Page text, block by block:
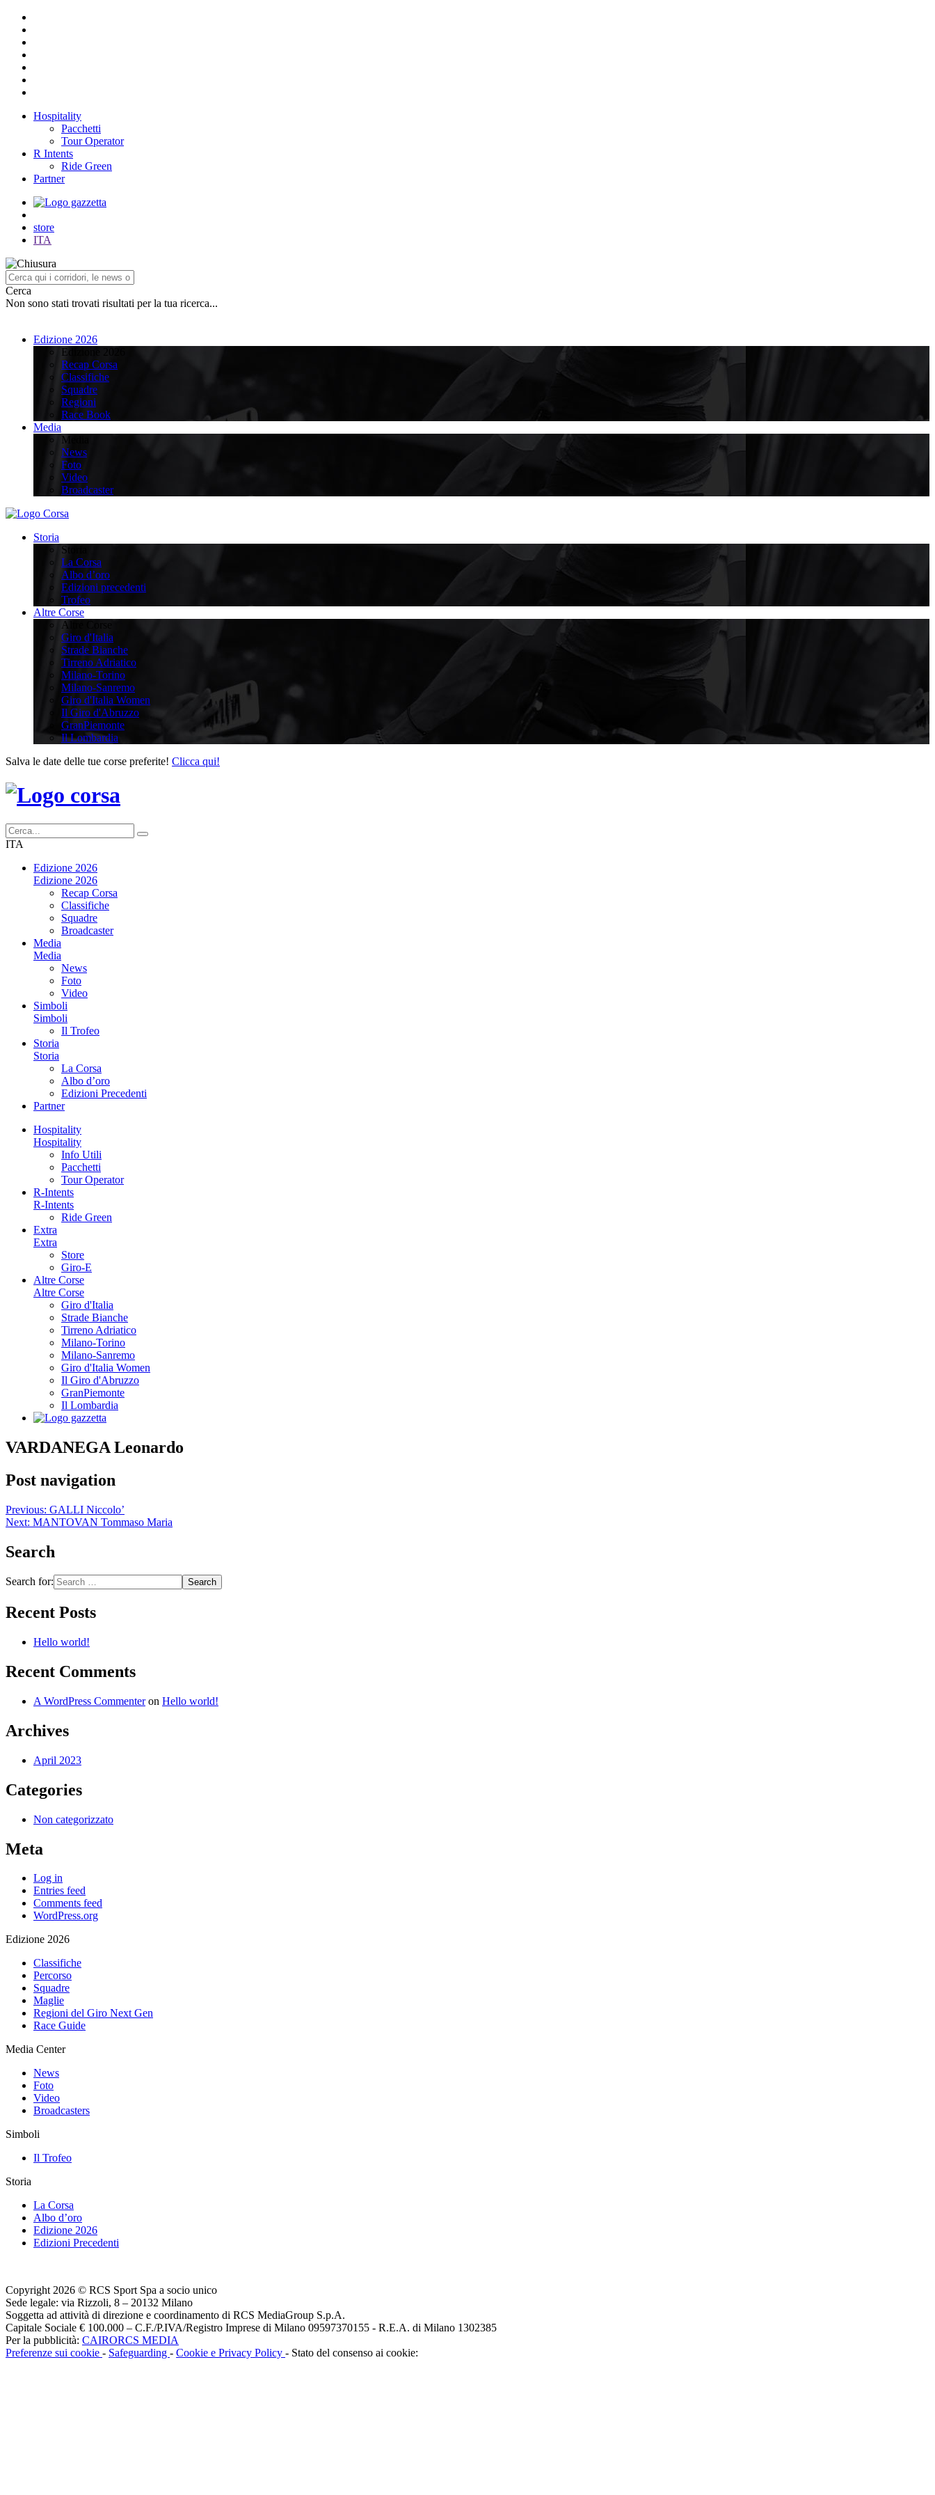
Hospitality
Pacchetti
Tour Operator
R Intents
Ride Green
Partner
store
ITA
Cerca
Non sono stati trovati risultati per la tua ricerca...
Edizione 2026
Edizione 2026
Recap Corsa
Classifiche
Squadre
Regioni
Race Book
Media
Media
News
Foto
Video
Broadcaster
Storia
Storia
La Corsa
Albo d’oro
Edizioni precedenti
Trofeo
Altre Corse
Altre Corse
Giro d'Italia
Strade Bianche
Tirreno Adriatico
Milano-Torino
Milano-Sanremo
Giro d'Italia Women
Il Giro d'Abruzzo
GranPiemonte
Il Lombardia
Salva le date delle tue corse preferite! Clicca qui!
ITA
Edizione 2026
Edizione 2026
Recap Corsa
Classifiche
Squadre
Broadcaster
Media
Media
News
Foto
Video
Simboli
Simboli
Il Trofeo
Storia
Storia
La Corsa
Albo d’oro
Edizioni Precedenti
Partner
Hospitality
Hospitality
Info Utili
Pacchetti
Tour Operator
R-Intents
R-Intents
Ride Green
Extra
Extra
Store
Giro-E
Altre Corse
Altre Corse
Giro d'Italia
Strade Bianche
Tirreno Adriatico
Milano-Torino
Milano-Sanremo
Giro d'Italia Women
Il Giro d'Abruzzo
GranPiemonte
Il Lombardia
VARDANEGA Leonardo
Post navigation
Previous: GALLI Niccolo’
Next: MANTOVAN Tommaso Maria
Search
Search for:
Recent Posts
Hello world!
Recent Comments
A WordPress Commenteron Hello world!
Archives
April 2023
Categories
Non categorizzato
Meta
Log in
Entries feed
Comments feed
WordPress.org
Edizione 2026
Classifiche
Percorso
Squadre
Maglie
Regioni del Giro Next Gen
Race Guide
Media Center
News
Foto
Video
Broadcasters
Simboli
Il Trofeo
Storia
La Corsa
Albo d’oro
Edizione 2026
Edizioni Precedenti
Copyright 2026 © RCS Sport Spa a socio unico
Sede legale: via Rizzoli, 8 – 20132 Milano
Soggetta ad attività di direzione e coordinamento di RCS MediaGroup S.p.A.
Capitale Sociale € 100.000 – C.F./P.IVA/Registro Imprese di Milano 09597370155 - R.E.A. di Milano 1302385
Per la pubblicità: CAIRORCS MEDIA
Preferenze sui cookie - Safeguarding - Cookie e Privacy Policy - Stato del consenso ai cookie: